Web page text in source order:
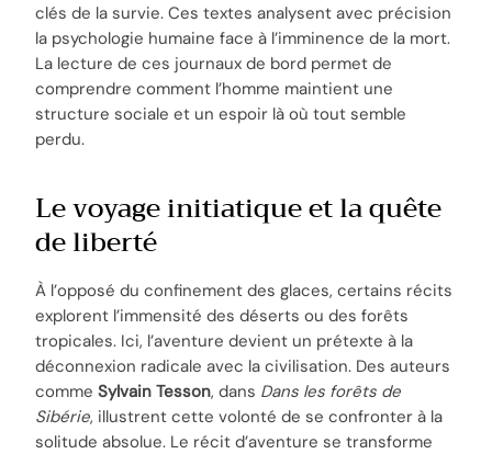
clés de la survie. Ces textes analysent avec précision
la psychologie humaine face à l’imminence de la mort.
La lecture de ces journaux de bord permet de
comprendre comment l’homme maintient une
structure sociale et un espoir là où tout semble
perdu.
Le voyage initiatique et la quête
de liberté
À l’opposé du confinement des glaces, certains récits
explorent l’immensité des déserts ou des forêts
tropicales. Ici, l’aventure devient un prétexte à la
déconnexion radicale avec la civilisation. Des auteurs
commeSylvain Tesson, dans Dans les forêts de
Sibérie, illustrent cette volonté de se confronter à la
solitude absolue. Le récit d’aventure se transforme